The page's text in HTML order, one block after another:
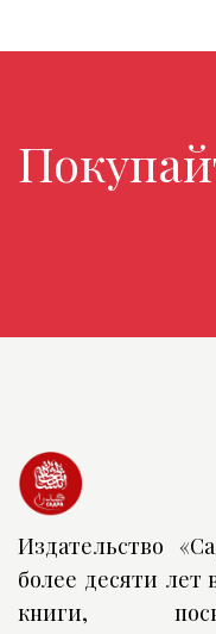
Издательство
более десяти лет
книги,